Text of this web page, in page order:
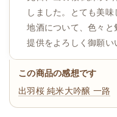
しました。とても美
地酒について、色々
提供をよろしく御願
この商品の感想です
出羽桜 純米大吟醸 一路